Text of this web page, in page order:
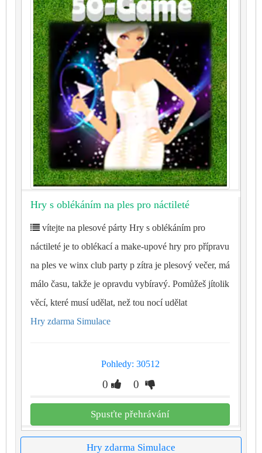
Hry s oblékáním na ples pro náctileté
vítejte na plesové párty Hry s oblékáním pro
náctileté je to oblékací a make-upové hry pro přípravu
na ples ve winx club party p zítra je plesový večer, má
málo času, takže je opravdu vybíravý. Pomůžeš jítolik
věcí, které musí udělat, než tou nocí udělat
Hry zdarma Simulace
Pohledy: 30512
0 0
Spusťte přehrávání
Hry zdarma Simulace